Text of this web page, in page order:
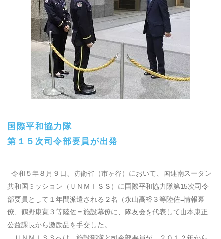
国際平和協力隊
第１５次司令部要員が出発
令和５年８月９日、防衛省（市ヶ谷）において、国連南スーダン
共和国ミッション（ＵＮＭＩＳＳ）に国際平和協力隊第15次司令
部要員として１年間派遣される２名（永山高裕３等陸佐=情報幕
僚、鶴野康寛３等陸佐＝施設幕僚に、隊友会を代表して山本康正
公益課長から激励品を手交した。
ＵＮＭＩＳＳへは、施設部隊と司令部要員が、２０１２年から